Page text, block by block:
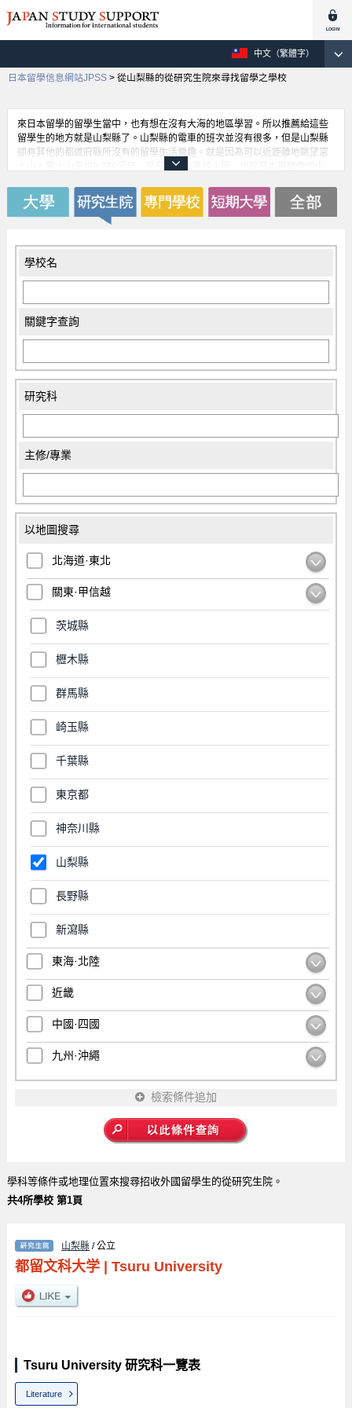
中文（繁體字）
日本留學信息網站JPSS > 從山梨縣的從研究生院來尋找留學之學校
來日本留學的留學生當中，也有想在沒有大海的地區學習。所以推薦給這些
留學生的地方就是山梨縣了。山梨縣的電車的班次並沒有很多，但是山梨縣
卻有其他的都道府縣所沒有的留學生活樂趣。就是因為可以近距離地眺望富
士山。富士山海拔3,776公尺，是日本第一高的山脈，也是日本最驕傲的山
事。現在富士山已註冊為世界遺產。而描繪富士山的畫，也是許多畫家一直
傳承下來的日本文化之一。
學校名
關鍵字查詢
研究科
主修/專業
以地圖搜尋
北海道·東北
關東·甲信越
茨城縣
櫪木縣
群馬縣
崎玉縣
千葉縣
東京都
神奈川縣
山梨縣
長野縣
新瀉縣
東海·北陸
近畿
中國·四國
九州·沖繩
檢索條件追加
學科等條件或地理位置來搜尋招收外國留學生的從研究生院。
共4所學校 第1頁
山梨縣 / 公立
都留文科大学| Tsuru University
Tsuru University 研究科一覽表
Literature